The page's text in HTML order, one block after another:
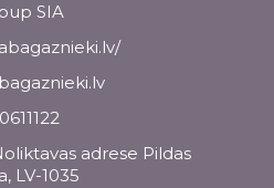
SIA
adrese Pildas
LV-1035